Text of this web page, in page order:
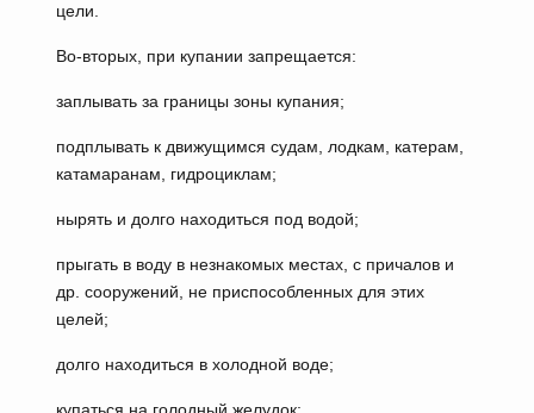
цели.
Во-вторых, при купании запрещается:
заплывать за границы зоны купания;
подплывать к движущимся судам, лодкам, катерам,
катамаранам, гидроциклам;
нырять и долго находиться под водой;
прыгать в воду в незнакомых местах, с причалов и
др. сооружений, не приспособленных для этих
целей;
долго находиться в холодной воде;